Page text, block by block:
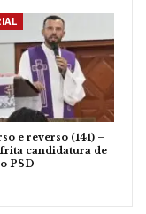
e reverso (141) –
candidatura de
PSD